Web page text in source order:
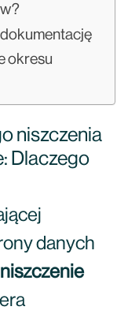
okresu
niszczenia
Dlaczego
danych
niszczenie